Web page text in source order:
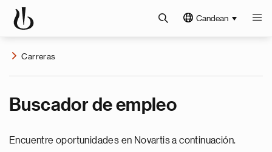
Candean
Carreras
Buscador de empleo
Encuentre oportunidades en Novartis a continuación.